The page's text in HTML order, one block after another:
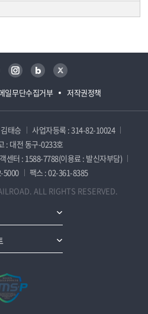
일무단수집거부 저작권정책
인스타그램 블로그 트위터
태승
사업자등록 : 314-82-10024
: 대전 동구-0233호
센터 : 1588-7788(이용료 : 발신자부담)
5000
팩스 : 02-361-8385
ALL RIGHTS RESERVED.